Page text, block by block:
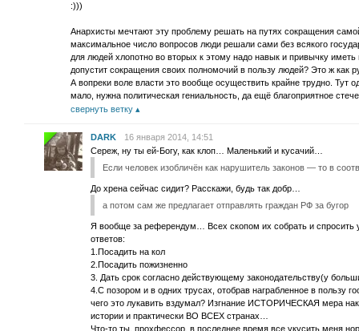
:)))
Анархисты мечтают эту проблему решать на путях сокращения
максимальное число вопросов люди решали сами без всякого
для людей хлопотно во вторых к этому надо навык и привычку иметь
допустит сокращения своих полномочий в пользу людей? Это ж как
А вопреки воле власти это вообще осуществить крайне трудно. Тут
мало, нужна политическая гениальность, да ещё благоприятное
свернуть ветку
DARK
16 января 2014, 14:51
Сереж, ну ты ей-Богу, как клоп… Маленький и кусачий…
Если человек изобличён как нарушитель законов — то в
До хрена сейчас сидит? Расскажи, будь так добр…
а потом сам же предлагает отправлять граждан РФ за бугор
Я вообще за референдум… Всех скопом их собрать и спросить
ответов:
1.Посадить на кол
2.Посадить пожизненно
3. Дать срок согласно действующему законодательству(у
4.С позором и в одних трусах, отобрав награбленное в пользу
чего это лукавить вздумал? Изгнание ИСТОРИЧЕСКАЯ мера
истории и практически ВО ВСЕХ странах…
Что-то ты, прохфессор, в последнее время все укусить меня